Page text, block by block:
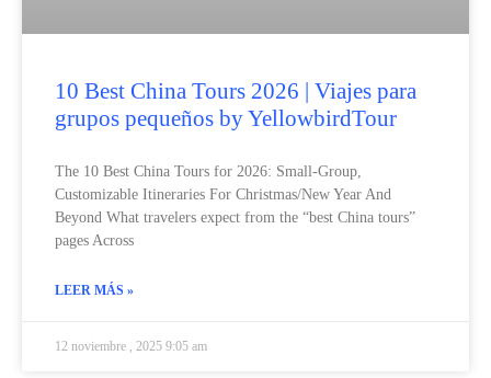
10 Best China Tours 2026 | Viajes para
grupos pequeños by YellowbirdTour
The 10 Best China Tours for 2026: Small-Group,
Customizable Itineraries For Christmas/New Year And
Beyond What travelers expect from the “best China tours”
pages Across
LEER MÁS »
12 noviembre , 2025 9:05 am